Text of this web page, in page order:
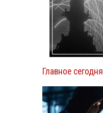
Главное сегодня